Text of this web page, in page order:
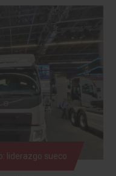
liderazgo sueco